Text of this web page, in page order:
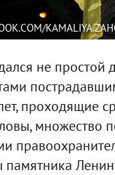
не простой
проходящие
множество